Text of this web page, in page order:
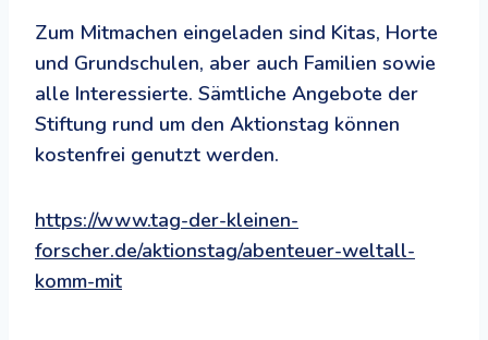
Zum Mitmachen eingeladen sind Kitas, Horte
und Grundschulen, aber auch Familien sowie
alle Interessierte. Sämtliche Angebote der
Stiftung rund um den Aktionstag können
kostenfrei genutzt werden.
https://www.tag-der-kleinen-
forscher.de/aktionstag/abenteuer-weltall-
komm-mit